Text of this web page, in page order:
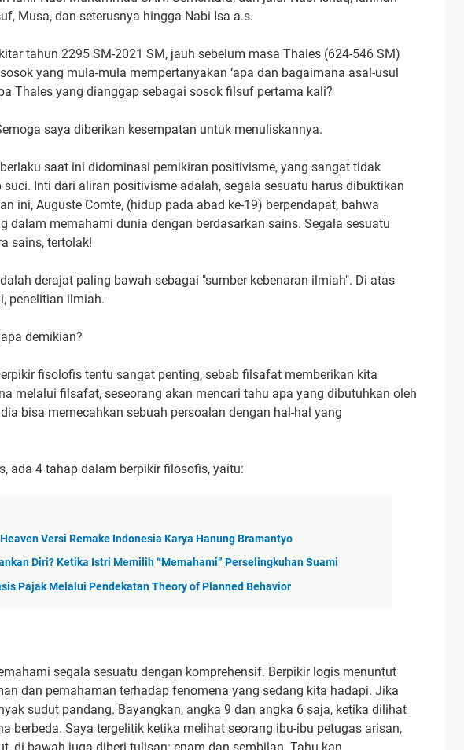
Musa, dan seterusnya hingga Nabi Isa a.s.
tahun 2295 SM-2021 SM, jauh sebelum masa Thales (624-546 SM)
yang mula-mula mempertanyakan ‘apa dan bagaimana asal-usul
Thales yang dianggap sebagai sosok filsuf pertama kali?
saya diberikan kesempatan untuk menuliskannya.
saat ini didominasi pemikiran positivisme, yang sangat tidak
Inti dari aliran positivisme adalah, segala sesuatu harus dibuktikan
ini, Auguste Comte, (hidup pada abad ke-19) berpendapat, bahwa
dalam memahami dunia dengan berdasarkan sains. Segala sesuatu
sains, tertolak!
derajat paling bawah sebagai "sumber kebenaran ilmiah". Di atas
penelitian ilmiah.
demikian?
fisolofis tentu sangat penting, sebab filsafat memberikan kita
melalui filsafat, seseorang akan mencari tahu apa yang dibutuhkan oleh
bisa memecahkan sebuah persoalan dengan hal-hal yang
ada 4 tahap dalam berpikir filosofis, yaitu:
Versi Remake Indonesia Karya Hanung Bramantyo
Diri? Ketika Istri Memilih “Memahami” Perselingkuhan Suami
Pajak Melalui Pendekatan Theory of Planned Behavior
segala sesuatu dengan komprehensif. Berpikir logis menuntut
dan pemahaman terhadap fenomena yang sedang kita hadapi. Jika
sudut pandang. Bayangkan, angka 9 dan angka 6 saja, ketika dilihat
berbeda. Saya tergelitik ketika melihat seorang ibu-ibu petugas arisan,